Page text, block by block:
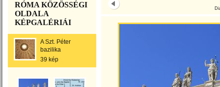
RÓMA KÖZÖSSÉGI
OLDALA
KÉPGALÉRIÁI
A Szt. Péter
bazilika
39 kép